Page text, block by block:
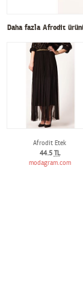
Daha fazla Afrodit
Afrodit Etek
44.5 TL
modagram.com